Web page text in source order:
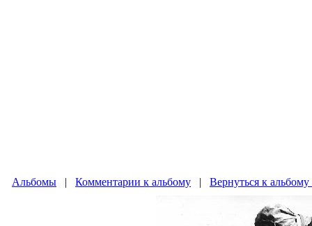
Альбомы | Комментарии к альбому | Вернуться к